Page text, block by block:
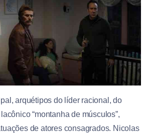
arquétipos do líder racional, do
“montanha de músculos”,
de atores consagrados. Nicolas